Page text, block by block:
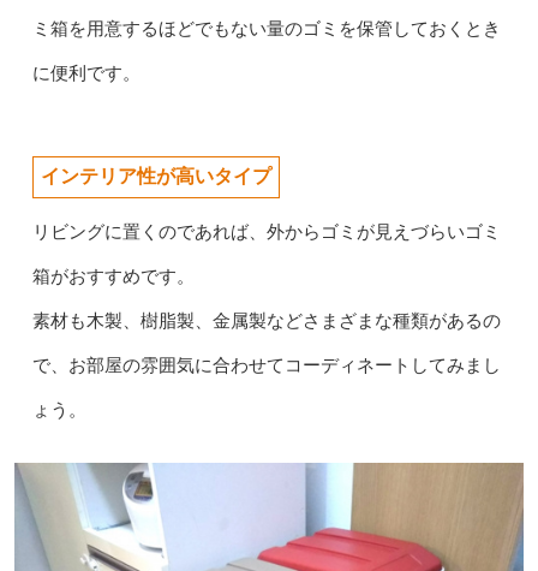
ミ箱を用意するほどでもない量のゴミを保管しておくとき
に便利です。
インテリア性が高いタイプ
リビングに置くのであれば、外からゴミが見えづらいゴミ
箱がおすすめです。
素材も木製、樹脂製、金属製などさまざまな種類があるの
で、お部屋の雰囲気に合わせてコーディネートしてみまし
ょう。